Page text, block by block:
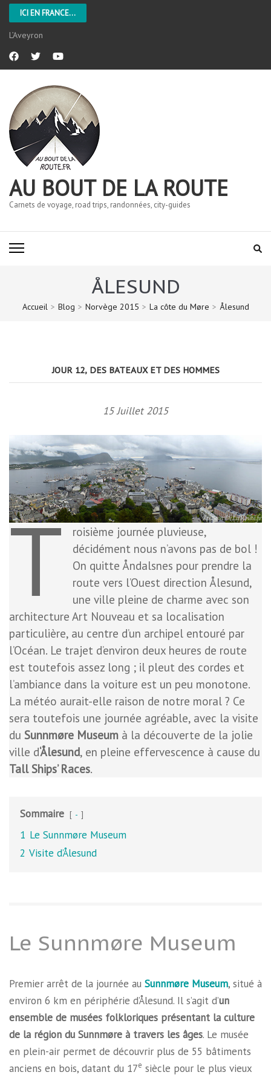
ICI EN FRANCE...
L’Aveyron
AU BOUT DE LA ROUTE
Carnets de voyage, road trips, randonnées, city-guides
ÅLESUND
Accueil > Blog > Norvège 2015 > La côte du Møre > Ålesund
JOUR 12, DES BATEAUX ET DES HOMMES
15 Juillet 2015
T
roisième journée pluvieuse,
décidément nous n’avons pas de bol !
On quitte Åndalsnes pour prendre la
route vers l’Ouest direction Ålesund,
une ville pleine de charme avec son
architecture Art Nouveau et sa localisation
particulière, au centre d’un archipel entouré par
l’Océan. Le trajet d’environ deux heures de route
est toutefois assez long ; il pleut des cordes et
l’ambiance dans la voiture est un peu monotone.
La météo aurait-elle raison de notre moral ? Ce
sera toutefois une journée agréable, avec la visite
du Sunnmøre Museum à la découverte de la jolie
ville d‘Ålesund, en pleine effervescence à cause du
Tall Ships’ Races.
Sommaire -
1 Le Sunnmøre Museum
2 Visite d’Ålesund
Le Sunnmøre Museum
Premier arrêt de la journée au Sunnmøre Museum, situé à
environ 6 km en périphérie d’Ålesund. Il s’agit d’un
ensemble de musées folkloriques présentant la culture
de la région du Sunnmøre à travers les âges. Le musée
en plein-air permet de découvrir plus de 55 bâtiments
anciens en bois, datant du 17e siècle pour le plus vieux